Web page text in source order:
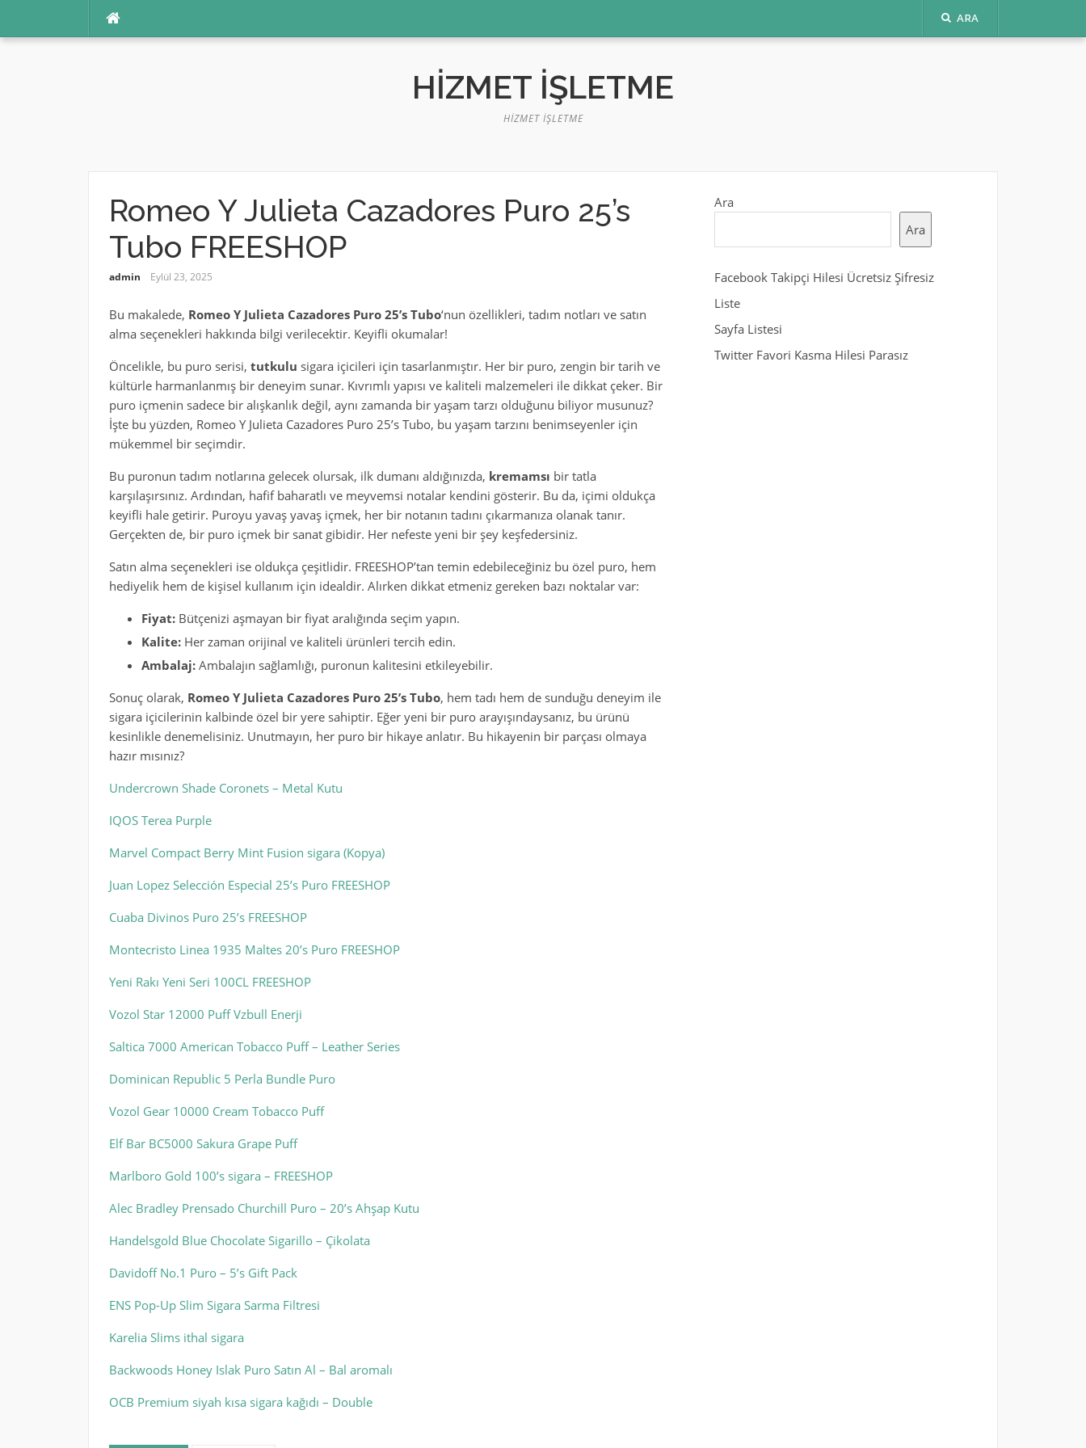
ARA
HIZMET İŞLETME
HIZMET İŞLETME
Romeo Y Julieta Cazadores Puro 25’s
Tubo FREESHOP
admin Eylül 23, 2025
Bu makalede, Romeo Y Julieta Cazadores Puro 25’s Tubo‘nun özellikleri, tadım notları ve satın
alma seçenekleri hakkında bilgi verilecektir. Keyifli okumalar!
Öncelikle, bu puro serisi, tutkulu sigara içicileri için tasarlanmıştır. Her bir puro, zengin bir tarih ve
kültürle harmanlanmış bir deneyim sunar. Kıvrımlı yapısı ve kaliteli malzemeleri ile dikkat çeker. Bir
puro içmenin sadece bir alışkanlık değil, aynı zamanda bir yaşam tarzı olduğunu biliyor musunuz?
İşte bu yüzden, Romeo Y Julieta Cazadores Puro 25’s Tubo, bu yaşam tarzını benimseyenler için
mükemmel bir seçimdir.
Bu puronun tadım notlarına gelecek olursak, ilk dumanı aldığınızda, kremamsı bir tatla
karşılaşırsınız. Ardından, hafif baharatlı ve meyvemsi notalar kendini gösterir. Bu da, içimi oldukça
keyifli hale getirir. Puroyu yavaş yavaş içmek, her bir notanın tadını çıkarmanıza olanak tanır.
Gerçekten de, bir puro içmek bir sanat gibidir. Her nefeste yeni bir şey keşfedersiniz.
Satın alma seçenekleri ise oldukça çeşitlidir. FREESHOP’tan temin edebileceğiniz bu özel puro, hem
hediyelik hem de kişisel kullanım için idealdir. Alırken dikkat etmeniz gereken bazı noktalar var:
Fiyat:Bütçenizi aşmayan bir fiyat aralığında seçim yapın.
Kalite:Her zaman orijinal ve kaliteli ürünleri tercih edin.
Ambalaj:Ambalajın sağlamlığı, puronun kalitesini etkileyebilir.
Sonuç olarak, Romeo Y Julieta Cazadores Puro 25’s Tubo, hem tadı hem de sunduğu deneyim ile
sigara içicilerinin kalbinde özel bir yere sahiptir. Eğer yeni bir puro arayışındaysanız, bu ürünü
kesinlikle denemelisiniz. Unutmayın, her puro bir hikaye anlatır. Bu hikayenin bir parçası olmaya
hazır mısınız?
Undercrown Shade Coronets – Metal Kutu
IQOS Terea Purple
Marvel Compact Berry Mint Fusion sigara (Kopya)
Juan Lopez Selección Especial 25’s Puro FREESHOP
Cuaba Divinos Puro 25’s FREESHOP
Montecristo Linea 1935 Maltes 20’s Puro FREESHOP
Yeni Rakı Yeni Seri 100CL FREESHOP
Vozol Star 12000 Puff Vzbull Enerji
Saltica 7000 American Tobacco Puff – Leather Series
Dominican Republic 5 Perla Bundle Puro
Vozol Gear 10000 Cream Tobacco Puff
Elf Bar BC5000 Sakura Grape Puff
Marlboro Gold 100’s sigara – FREESHOP
Alec Bradley Prensado Churchill Puro – 20’s Ahşap Kutu
Handelsgold Blue Chocolate Sigarillo – Çikolata
Davidoff No.1 Puro – 5’s Gift Pack
ENS Pop-Up Slim Sigara Sarma Filtresi
Karelia Slims ithal sigara
Backwoods Honey Islak Puro Satın Al – Bal aromalı
OCB Premium siyah kısa sigara kağıdı – Double
Ara
Ara
Facebook Takipçi Hilesi Ücretsiz Şifresiz
Liste
Sayfa Listesi
Twitter Favori Kasma Hilesi Parasız